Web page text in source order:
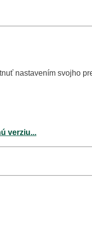
nastavením svojho
verziu...